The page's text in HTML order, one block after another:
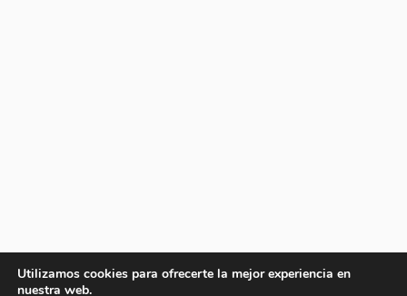
Utilizamos cookies para ofrecerte la mejor experiencia en
nuestra web.